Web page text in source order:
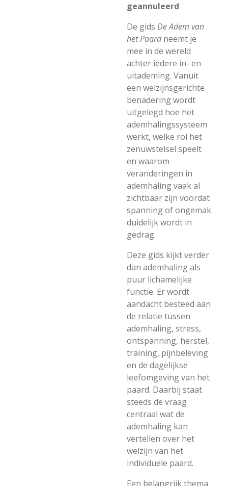
geannuleerd
De gids De Adem van
het Paardneemt je
mee in de wereld
achter iedere in- en
uitademing. Vanuit
een welzijnsgerichte
benadering wordt
uitgelegd hoe het
ademhalingssysteem
werkt, welke rol het
zenuwstelsel speelt
en waarom
veranderingen in
ademhaling vaak al
zichtbaar zijn voordat
spanning of ongemak
duidelijk wordt in
gedrag.
Deze gids kijkt verder
dan ademhaling als
puur lichamelijke
functie. Er wordt
aandacht besteed aan
de relatie tussen
ademhaling, stress,
ontspanning, herstel,
training, pijnbeleving
en de dagelijkse
leefomgeving van het
paard. Daarbij staat
steeds de vraag
centraal wat de
ademhaling kan
vertellen over het
welzijn van het
individuele paard.
Een belangrijk thema